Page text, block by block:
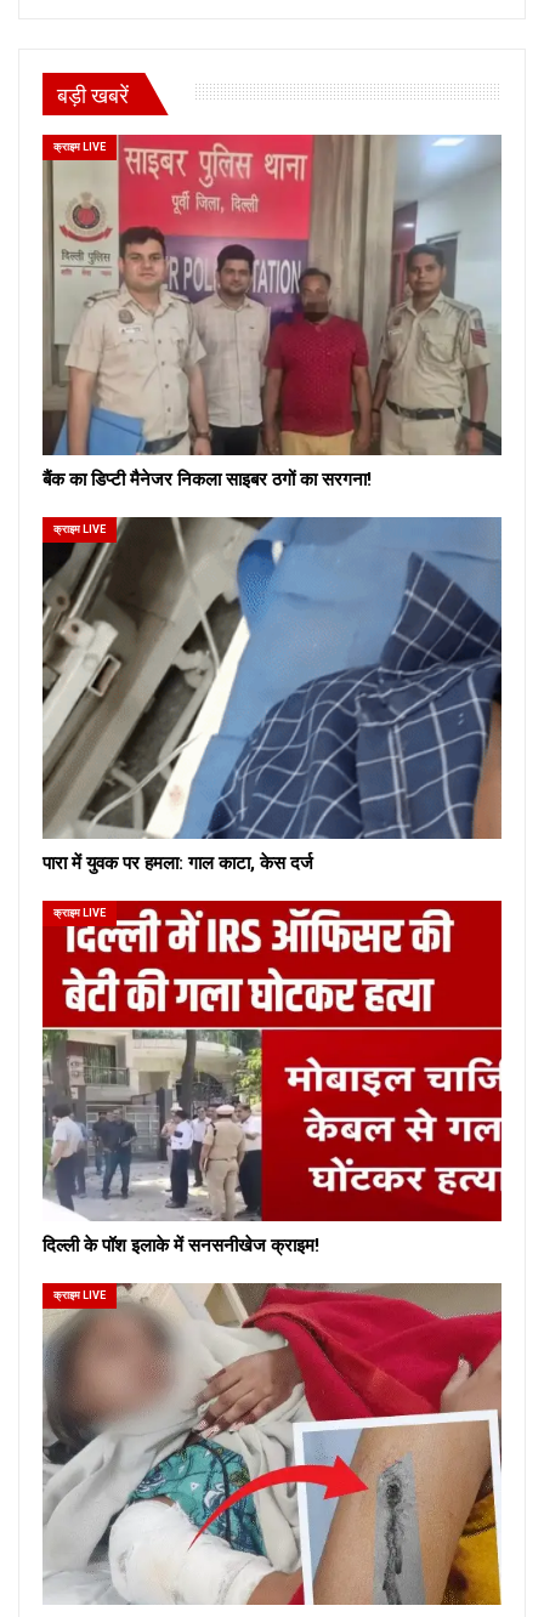
बड़ी खबरें
क्राइम LIVE
बैंक का डिप्टी मैनेजर निकला साइबर ठगों का सरगना!
क्राइम LIVE
पारा में युवक पर हमला: गाल काटा, केस दर्ज
क्राइम LIVE
दिल्ली के पॉश इलाके में सनसनीखेज क्राइम!
क्राइम LIVE